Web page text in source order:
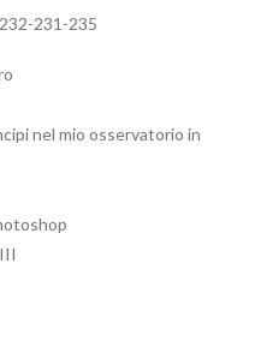
231-235
nel mio osservatorio in